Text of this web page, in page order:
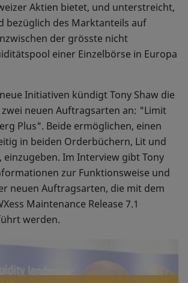
Aktien bietet, und unterstreicht,
bezüglich des Marktanteils auf
der grösste nicht
einer Einzelbörse in Europa
Initiativen kündigt Tony Shaw die
neuen Auftragsarten an: "Limit
Plus". Beide ermöglichen, einen
in beiden Orderbüchern, Lit und
einzugeben. Im Interview gibt Tony
zur Funktionsweise und
neuen Auftragsarten, die mit dem
Maintenance Release 7.1
werden.